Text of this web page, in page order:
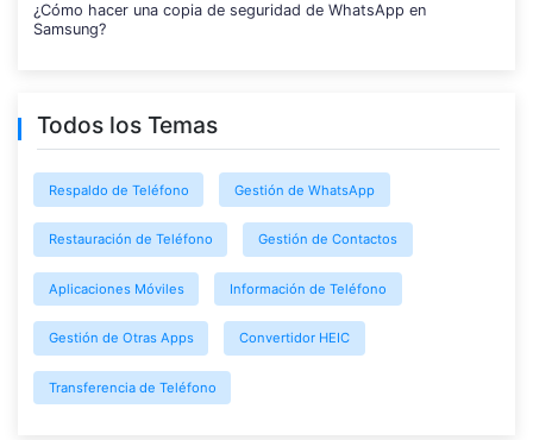
¿Cómo hacer una copia de seguridad de WhatsApp en
Samsung?
Todos los Temas
Respaldo de Teléfono Gestión de WhatsApp
Restauración de Teléfono Gestión de Contactos
Aplicaciones Móviles Información de Teléfono
Gestión de Otras Apps Convertidor HEIC
Transferencia de Teléfono